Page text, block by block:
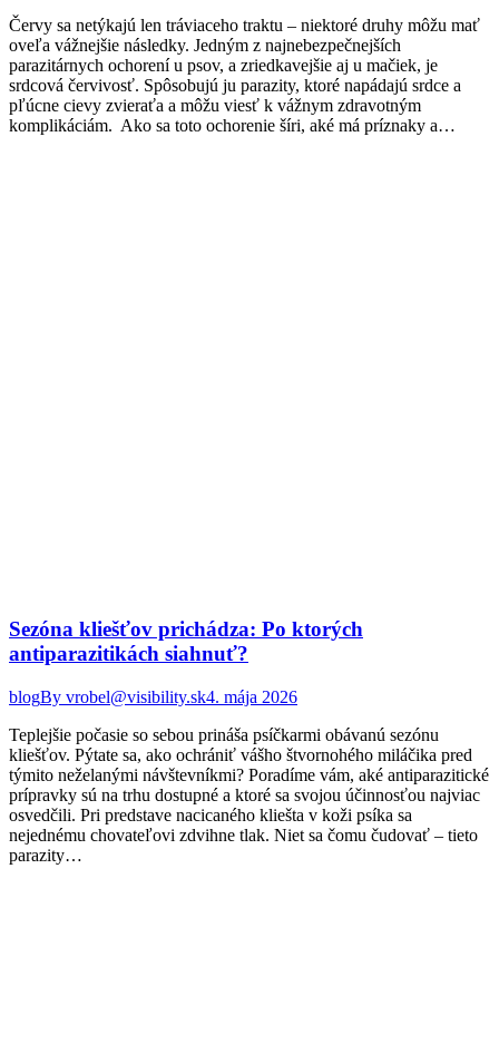
Červy sa netýkajú len tráviaceho traktu – niektoré druhy môžu mať
oveľa vážnejšie následky. Jedným z najnebezpečnejších
parazitárnych ochorení u psov, a zriedkavejšie aj u mačiek, je
srdcová červivosť. Spôsobujú ju parazity, ktoré napádajú srdce a
pľúcne cievy zvieraťa a môžu viesť k vážnym zdravotným
komplikáciám. Ako sa toto ochorenie šíri, aké má príznaky a…
Sezóna kliešťov prichádza: Po ktorých
antiparazitikách siahnuť?
blogBy vrobel@visibility.sk4. mája 2026
Teplejšie počasie so sebou prináša psíčkarmi obávanú sezónu
kliešťov. Pýtate sa, ako ochrániť vášho štvornohého miláčika pred
týmito neželanými návštevníkmi? Poradíme vám, aké antiparazitické
prípravky sú na trhu dostupné a ktoré sa svojou účinnosťou najviac
osvedčili. Pri predstave nacicaného kliešta v koži psíka sa
nejednému chovateľovi zdvihne tlak. Niet sa čomu čudovať – tieto
parazity…